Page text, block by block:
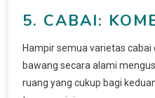
5. CABAI:
Hampir semua varietas
bawang secara alami
ruang yang cukup bagi